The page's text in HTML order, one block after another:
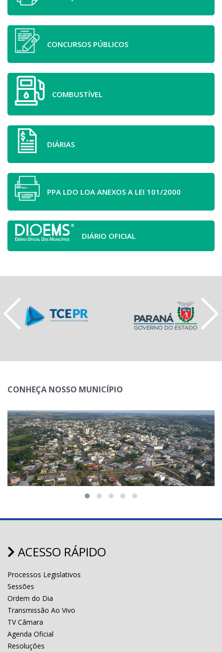
CONCURSOS PÚBLICOS
COMBUSTÍVEL
DIÁRIAS
PPA LDO LOA ANEXOS A LEI 101/2000
DIÁRIO OFICIAL
CONHEÇA NOSSO MUNICÍPIO
ACESSO RÁPIDO
Processos Legislativos
Sessões
Ordem do Dia
Transmissão Ao Vivo
TV Câmara
Agenda Oficial
Resoluções